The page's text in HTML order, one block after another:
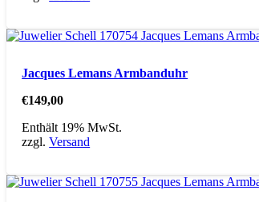
Jacques Lemans Armbanduhr
€149,00
Enthält 19% MwSt.
zzgl.Versand